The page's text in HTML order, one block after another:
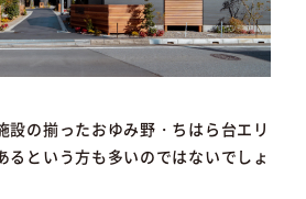
設の揃ったおゆみ野・ちはら台エリ
るという方も多いのではないでしょ